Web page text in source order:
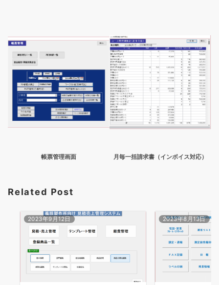
帳票管理画面 月毎一括請求書（インボイス対応）
Related Post
2023年9月12日 2023年8月13日